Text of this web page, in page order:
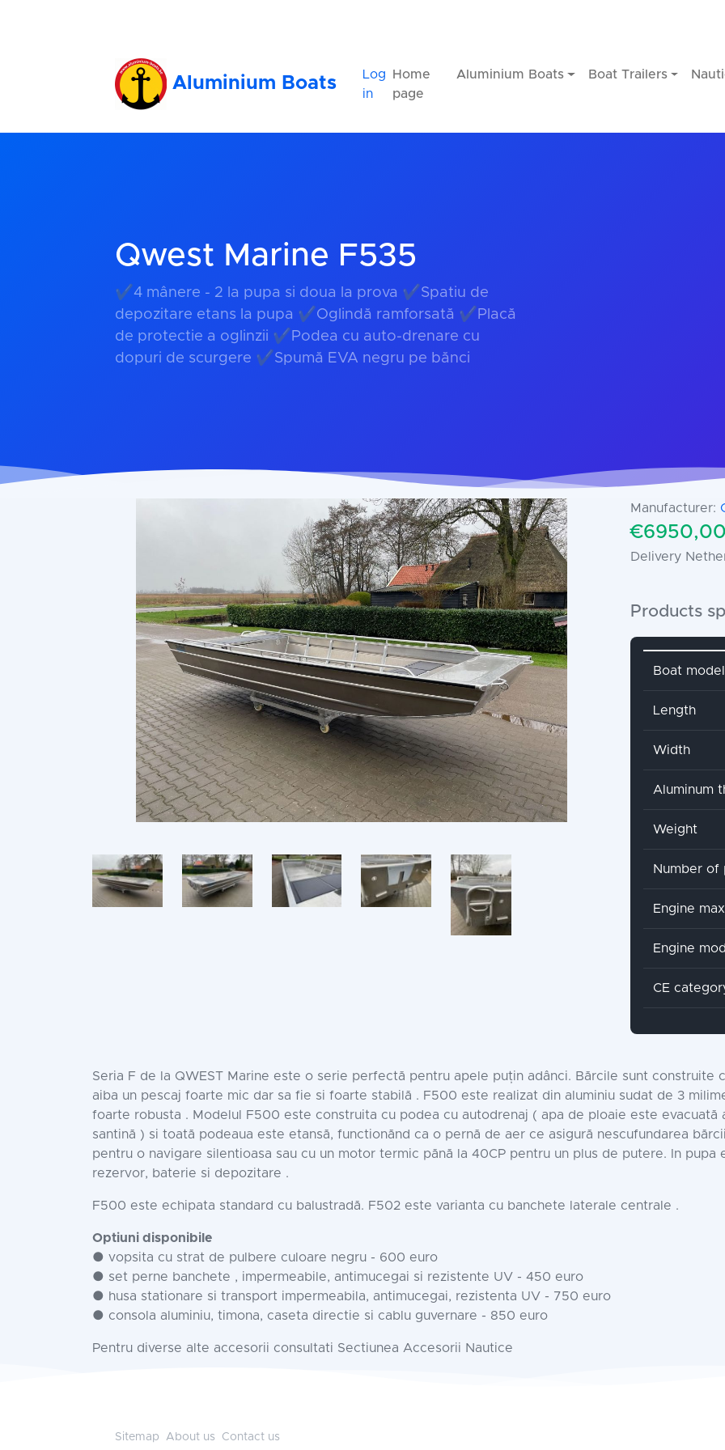
Aluminium Boats
Log
in
Home
page
Aluminium Boats Boat Trailers
Qwest Marine F535
✔4 mânere - 2 la pupa si doua la prova ✔Spatiu de
depozitare etans la pupa ✔Oglindă ramforsată ✔Placă
de protectie a oglinzii ✔Podea cu auto-drenare cu
dopuri de scurgere ✔Spumă EVA negru pe bănci
Manufacturer:
Delivery
Products
Attribute
Boat model
Length
Width
Aluminum
Weight
Number of
Engine
Engine
CE
Seria F de la QWEST Marine este o serie perfectă pentru apele puțin adânci. Bărcile sunt construite
aiba un pescaj foarte mic dar sa fie si foarte stabilă . F500 este realizat din aluminiu sudat de 3
foarte robusta . Modelul F500 este construita cu podea cu autodrenaj ( apa de ploaie este
santină ) si toată podeaua este etansă, functionănd ca o pernă de aer ce asigură nescufundarea
pentru o navigare silentioasa sau cu un motor termic pănă la 40CP pentru un plus de putere. In
rezervor, baterie si depozitare .
F500 este echipata standard cu balustradă. F502 este varianta cu banchete laterale centrale .
Optiuni disponibile
● vopsita cu strat de pulbere culoare negru - 600 euro
● set perne banchete , impermeabile, antimucegai si rezistente UV - 450 euro
● husa stationare si transport impermeabila, antimucegai, rezistenta UV - 750 euro
● consola aluminiu, timona, caseta directie si cablu guvernare - 850 euro
Pentru diverse alte accesorii consultati Sectiunea Accesorii Nautice
Sitemap About us Contact us